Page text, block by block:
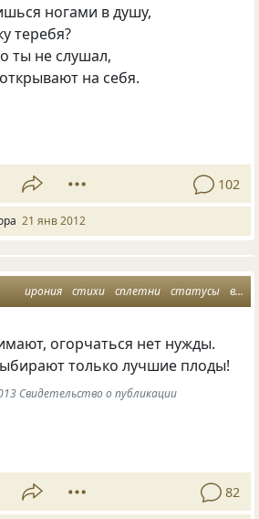
ногами в душу,
теребя?
ты не слушал,
на себя.
102
21 янв 2012
ирония стихи сплетни статусы взаимоотношения
огорчаться нет нужды.
только лучшие плоды!
Свидетельство о публикации
82